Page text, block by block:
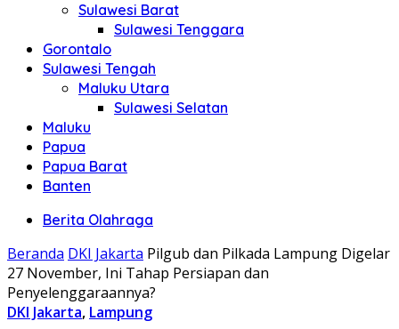
Sulawesi Barat
Sulawesi Tenggara
Gorontalo
Sulawesi Tengah
Maluku Utara
Sulawesi Selatan
Maluku
Papua
Papua Barat
Banten
Berita Olahraga
Beranda DKI Jakarta Pilgub dan Pilkada Lampung Digelar
27 November, Ini Tahap Persiapan dan
Penyelenggaraannya?
DKI Jakarta, Lampung